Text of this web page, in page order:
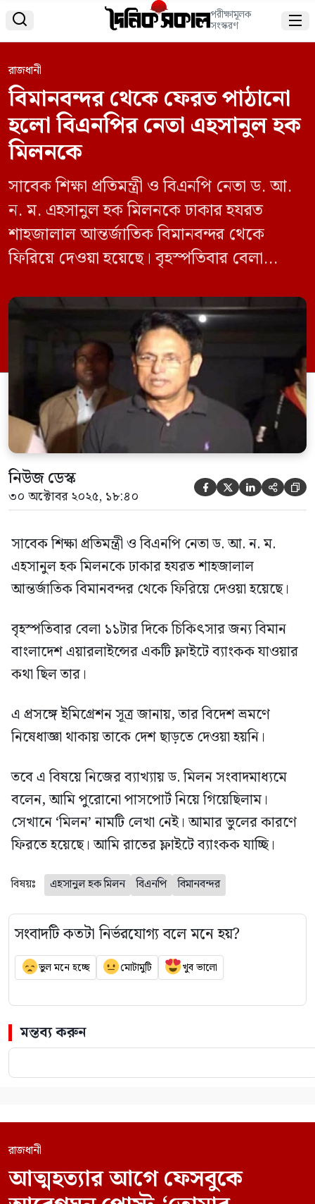
 পরীক্ষামূলক
সংস্করণ 
রাজধানী
বিমানবন্দর থেকে ফেরত পাঠানো
হলো বিএনপির নেতা এহসানুল হক
মিলনকে
সাবেক শিক্ষা প্রতিমন্ত্রী ও বিএনপি নেতা ড. আ.
ন. ম. এহসানুল হক মিলনকে ঢাকার হযরত
শাহজালাল আন্তর্জাতিক বিমানবন্দর থেকে
ফিরিয়ে দেওয়া হয়েছে। বৃহস্পতিবার বেলা
এয়ারলাইন্সের একটি ফ্লাইটে ব্যাংকক যাওয়ার
কথা ছিল তার। এ প্রসঙ্গে ইমিগ্রেশন সূত্র জানায়,
তার বিদেশ ভ্রমণে নিষেধাজ্ঞা থাকায় তাকে দেশ
ছাড়তে দেওয়া হয়নি। তবে এ […]
নিউজ ডেস্ক
৩০ অক্টোবর ২০২৫, ১৮:৪০     
সাবেক শিক্ষা প্রতিমন্ত্রী ও বিএনপি নেতা ড. আ. ন. ম.
এহসানুল হক মিলনকে ঢাকার হযরত শাহজালাল
আন্তর্জাতিক বিমানবন্দর থেকে ফিরিয়ে দেওয়া হয়েছে।
বৃহস্পতিবার বেলা ১১টার দিকে চিকিৎসার জন্য বিমান
বাংলাদেশ এয়ারলাইন্সের একটি ফ্লাইটে ব্যাংকক যাওয়ার
কথা ছিল তার।
এ প্রসঙ্গে ইমিগ্রেশন সূত্র জানায়, তার বিদেশ ভ্রমণে
নিষেধাজ্ঞা থাকায় তাকে দেশ ছাড়তে দেওয়া হয়নি।
তবে এ বিষয়ে নিজের ব্যাখ্যায় ড. মিলন সংবাদমাধ্যমে
বলেন, আমি পুরোনো পাসপোর্ট নিয়ে গিয়েছিলাম।
সেখানে ‘মিলন’ নামটি লেখা নেই। আমার ভুলের কারণে
ফিরতে হয়েছে। আমি রাতের ফ্লাইটে ব্যাংকক যাচ্ছি।
বিষয়ঃ এহসানুল হক মিলন বিএনপি বিমানবন্দর
সংবাদটি কতটা নির্ভরযোগ্য বলে মনে হয়?
ভুল মনে হচ্ছে মোটামুটি খুব ভালো
মন্তব্য করুন
রাজধানী
আত্মহত্যার আগে ফেসবুকে